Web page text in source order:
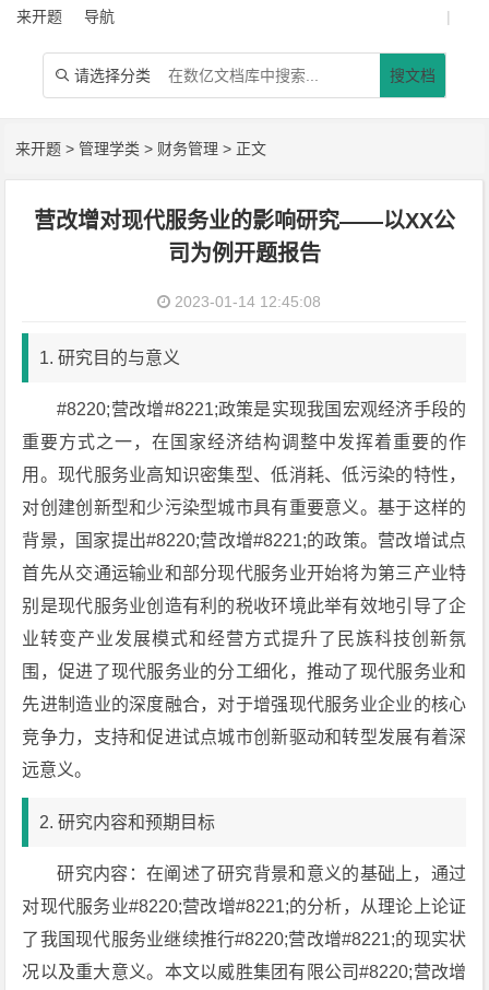
来开题 导航 |
 请选择分类 搜文档
来开题 >管理学类 > 财务管理 > 正文
营改增对现代服务业的影响研究——以XX公
司为例开题报告
2023-01-14 12:45:08
1. 研究目的与意义
#8220;营改增#8221;政策是实现我国宏观经济手段的
重要方式之一，在国家经济结构调整中发挥着重要的作
用。现代服务业高知识密集型、低消耗、低污染的特性，
对创建创新型和少污染型城市具有重要意义。基于这样的
背景，国家提出#8220;营改增#8221;的政策。营改增试点
首先从交通运输业和部分现代服务业开始将为第三产业特
别是现代服务业创造有利的税收环境此举有效地引导了企
业转变产业发展模式和经营方式提升了民族科技创新氛
围，促进了现代服务业的分工细化，推动了现代服务业和
先进制造业的深度融合，对于增强现代服务业企业的核心
竞争力，支持和促进试点城市创新驱动和转型发展有着深
远意义。
2. 研究内容和预期目标
研究内容：在阐述了研究背景和意义的基础上，通过
对现代服务业#8220;营改增#8221;的分析，从理论上论证
了我国现代服务业继续推行#8220;营改增#8221;的现实状
况以及重大意义。本文以威胜集团有限公司#8220;营改增